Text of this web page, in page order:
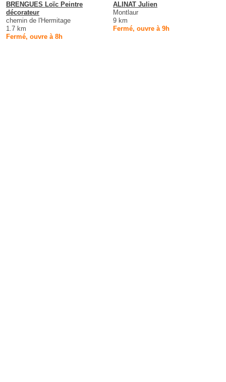
BRENGUES Loïc Peintre
décorateur
chemin de l'Hermitage
1.7 km
Fermé, ouvre à 8h
ALINAT Julien
Montlaur
9 km
Fermé, ouvre à 9h